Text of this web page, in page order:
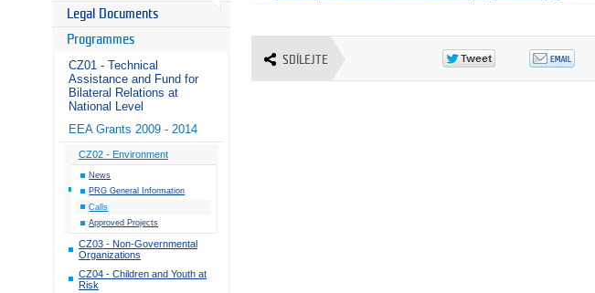
Legal Documents
Programmes
CZ01 - Technical
Assistance and Fund for
Bilateral Relations at
National Level
EEA Grants 2009 - 2014
CZ02 - Environment
News
PRG General Information
Calls
Approved Projects
CZ03 - Non-Governmental
Organizations
CZ04 - Children and Youth at
Risk
SDÍLEJTE